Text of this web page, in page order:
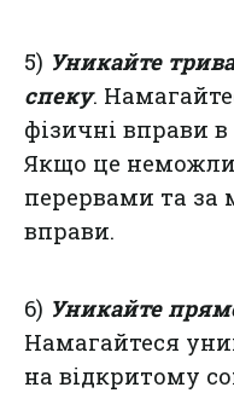
5) Уникайте
спеку.
фізичні вправи
Якщо це
перервами та за
вправи.
6) Уникайте
Намагайтеся
на відкритому